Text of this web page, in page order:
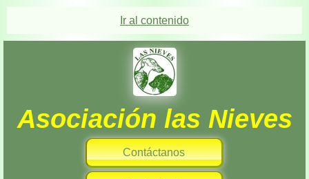
Ir al contenido
Asociación las Nieves
Contáctanos